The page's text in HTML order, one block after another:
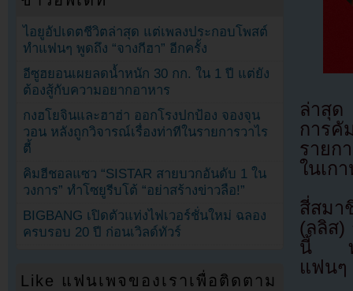
ล่าสุด
การคั
รายก
ในเก
สี่สมา
(ลลิส)
นี้ ท่า
แฟนๆ
ไอยูอัปเดตชีวิตล่าสุด แต่เพลงประกอบโพสต์
ทำแฟนๆ พูดถึง “จางกีฮา” อีกครั้ง
อีซูฮยอนเผยลดน้ำหนัก 30 กก. ใน 1 ปี แต่ยัง
ต้องสู้กับความอยากอาหาร
กงฮโยจินและฮาฮ่า ออกโรงปกป้อง จองจุน
วอน หลังถูกวิจารณ์เรื่องท่าทีในรายการวาไร
ตี้
คิมฮีชอลแซว “SISTAR สายบวกอันดับ 1 ใน
วงการ” ทำโซยูรีบโต้ “อย่าสร้างข่าวลือ!”
BIGBANG เปิดตัวแท่งไฟเวอร์ชั่นใหม่ ฉลอง
ครบรอบ 20 ปี ก่อนเวิลด์ทัวร์
Like แฟนเพจของเราเพื่อติดตาม